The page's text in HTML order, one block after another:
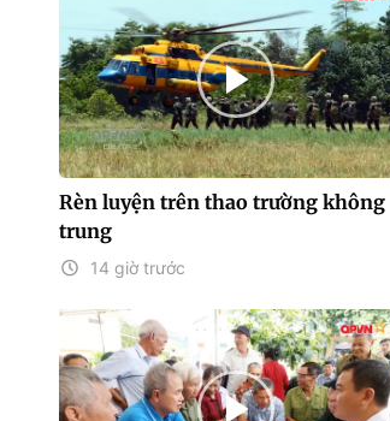
Rèn luyện trên thao trường không
trung
14 giờ trước